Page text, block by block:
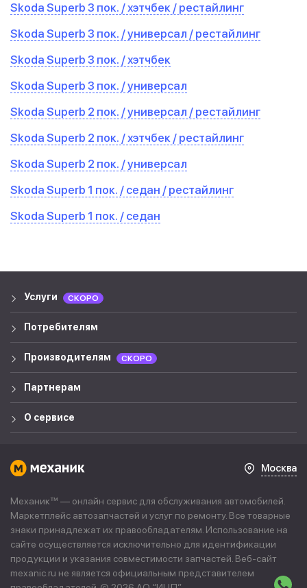
Skoda Superb 3 пок. / хэтчбек / рестайлинг
Skoda Superb 3 пок. / универсал / рестайлинг
Skoda Superb 3 пок. / хэтчбек
Skoda Superb 3 пок. / универсал
Skoda Superb 2 пок. / универсал / рестайлинг
Skoda Superb 2 пок. / хэтчбек / рестайлинг
Skoda Superb 2 пок. / универсал
Skoda Superb 1 пок. / седан / рестайлинг
Skoda Superb 1 пок. / седан
Услуги СКОРО
Потребителям
Производителям СКОРО
Партнерам
О сервисе
Москва
Механик™ — онлайн сервис для обслуживания автомобилей.
Маркетплейс автозапчастей и услуг по ремонту. Все товарные
знаки принадлежат их правообладателям. Использование на
сайте осуществляется исключительно для идентификации
продукции и указания совместимости запчастей. Веб-сайт
mexanic.ru не является официальным представителем